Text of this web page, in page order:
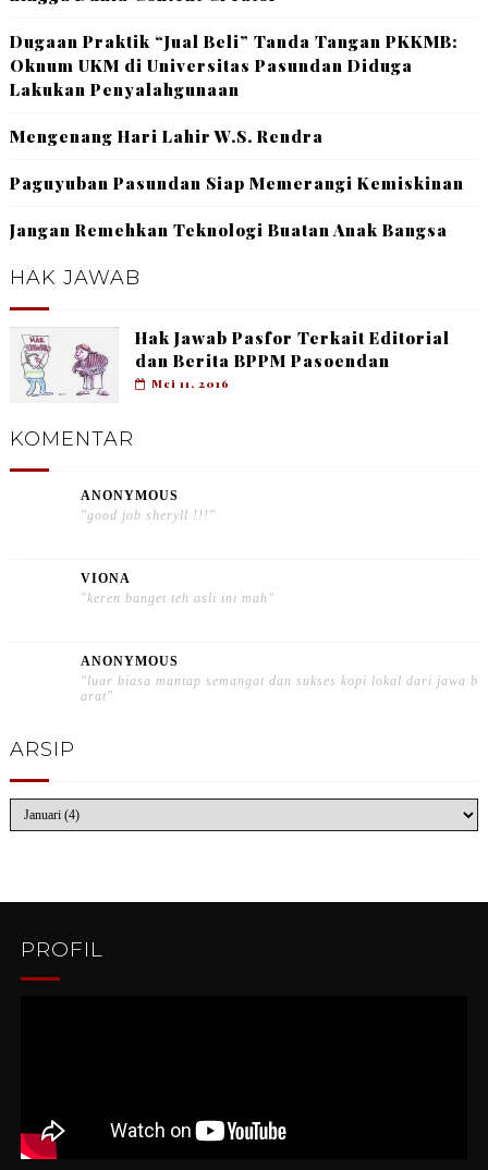
Dugaan Praktik “Jual Beli” Tanda Tangan PKKMB:
Oknum UKM di Universitas Pasundan Diduga
Lakukan Penyalahgunaan
Mengenang Hari Lahir W.S. Rendra
Paguyuban Pasundan Siap Memerangi Kemiskinan
Jangan Remehkan Teknologi Buatan Anak Bangsa
HAK JAWAB
Hak Jawab Pasfor Terkait Editorial
dan Berita BPPM Pasoendan
Mei 11, 2016
KOMENTAR
ANONYMOUS
"good job sheryll !!!"
VIONA
"keren banget teh asli ini mah"
ANONYMOUS
"luar biasa mantap semangat dan sukses kopi lokal dari jawa b
arat"
ARSIP
PROFIL